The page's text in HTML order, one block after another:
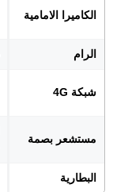
الكاميرا الامامية
الرام
شبكة 4G
مستشعر بصمة
البطارية